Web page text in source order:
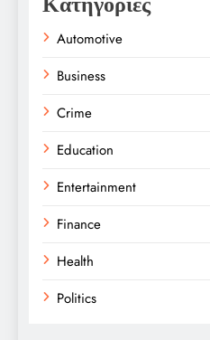
Automotive
Business
Crime
Education
Entertainment
Finance
Health
Politics